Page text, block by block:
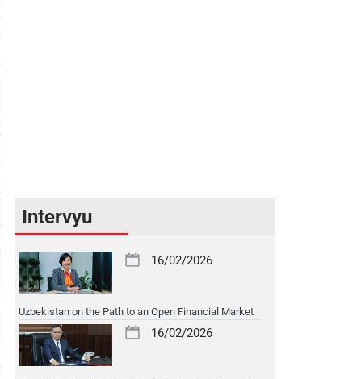
Intervyu
16/02/2026
Uzbekistan on the Path to an Open Financial Market
16/02/2026